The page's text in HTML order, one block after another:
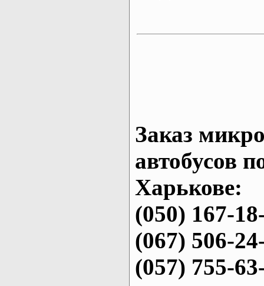
Заказ
автобусов
Харькове:
(050) 167-
(067) 506-
(057) 755-